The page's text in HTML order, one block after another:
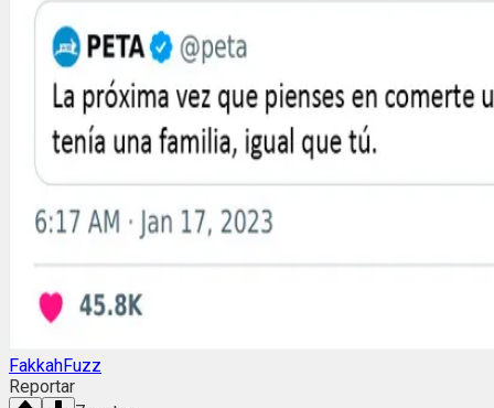
FakkahFuzz
Reportar